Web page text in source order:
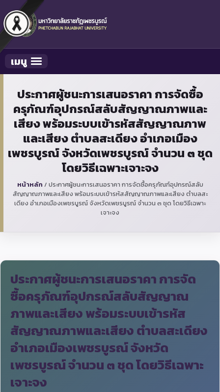
Toggle navigation
เมนู
ประกาศผู้ชนะการเสนอราคา การจัดซื้อ
ครุภัณฑ์อุปกรณ์สลับสัญญาณภาพและ
เสียง พร้อมระบบเข้ารหัสสัญญาณภาพ
และเสียง ตำบลสะเดียง อำเภอเมือง
เพชรบูรณ์ จังหวัดเพชรบูรณ์ จำนวน ๓ ชุด
โดยวิธีเฉพาะเจาะจง
หน้าหลัก / ประกาศผู้ชนะการเสนอราคา การจัดซื้อครุภัณฑ์อุปกรณ์สลับ
สัญญาณภาพและเสียง พร้อมระบบเข้ารหัสสัญญาณภาพและเสียง ตำบลสะ
เดียง อำเภอเมืองเพชรบูรณ์ จังหวัดเพชรบูรณ์ จำนวน ๓ ชุด โดยวิธีเฉพาะ
เจาะจง
ประกาศผู้ชนะการเสนอราคา การจัด
ซื้อครุภัณฑ์อุปกรณ์สลับสัญญาณ
ภาพและเสียง พร้อมระบบเข้ารหัส
สัญญาณภาพและเสียง ตำบลสะเดียง
อำเภอเมืองเพชรบูรณ์ จังหวัด
เพชรบูรณ์ จำนวน ๓ ชุด โดยวิธีเฉพาะ
เจาะจง